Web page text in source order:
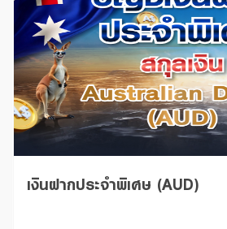
เงินฝากประจำพิเศษ (AUD)